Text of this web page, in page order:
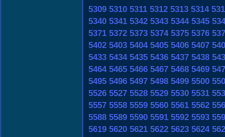
5309 5310 5311 5312 5313 5314
5340 5341 5342 5343 5344 5345
5371 5372 5373 5374 5375 5376
5402 5403 5404 5405 5406 5407
5433 5434 5435 5436 5437 5438
5464 5465 5466 5467 5468 5469
5495 5496 5497 5498 5499 5500
5526 5527 5528 5529 5530 5531
5557 5558 5559 5560 5561 5562
5588 5589 5590 5591 5592 5593
5619 5620 5621 5622 5623 5624